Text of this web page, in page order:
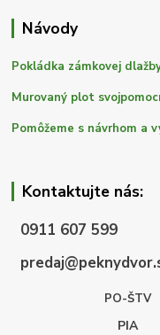
Návody
Pokládka zámkovej
Murovaný plot
Pomôžeme s návrhom a
Kontaktujte nás:
0911 607 599
PO-ŠTV
PIA